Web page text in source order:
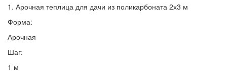
1. Арочная теплица для дачи из поликарбоната 2х3 м
Форма:
Арочная
Шаг:
1 м